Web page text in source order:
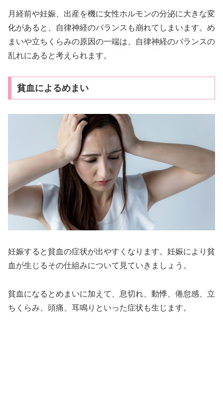
月経前や妊娠、出産を機に女性ホルモンの分泌に大きな変
化があると、自律神経のバランスも崩れてしまいます。め
まいや立ちくらみの原因の一端は、自律神経のバランスの
乱れにあると考えられます。
貧血によるめまい
妊娠すると貧血の症状が出やすくなります。妊娠により貧
血が生じるその仕組みについて見ていきましょう。
貧血になるとめまいに加えて、息切れ、動悸、倦怠感、立
ちくらみ、頭痛、耳鳴りといった症状も生じます。